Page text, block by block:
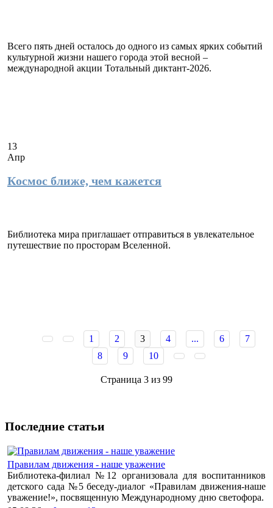
Всего пять дней осталось до одного из самых ярких событий
культурной жизни нашего города этой весной –
международной акции Тотальный диктант-2026.
13
Апр
Космос ближе, чем кажется
Библиотека мира приглашает отправиться в увлекательное
путешествие по просторам Вселенной.
1 2 3 4 ... 6
7
8
9 10
Страница 3 из 99
Последние статьи
Правилам движения - наше уважение
Библиотека-филиал №12 организовала для воспитанников
детского сада №5 беседу-диалог «Правилам движения-наше
уважение!», посвященную Международному дню светофора.